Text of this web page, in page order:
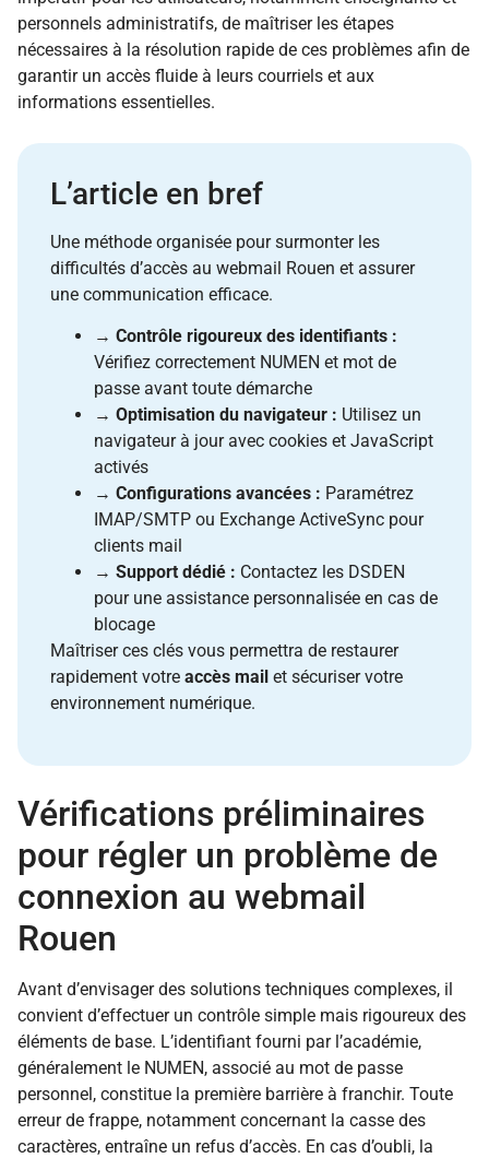
personnels administratifs, de maîtriser les étapes
nécessaires à la résolution rapide de ces problèmes afin de
garantir un accès fluide à leurs courriels et aux
informations essentielles.
L’article en bref
Une méthode organisée pour surmonter les
difficultés d’accès au webmail Rouen et assurer
une communication efficace.
→ Contrôle rigoureux des identifiants :
Vérifiez correctement NUMEN et mot de
passe avant toute démarche
→ Optimisation du navigateur : Utilisez un
navigateur à jour avec cookies et JavaScript
activés
→ Configurations avancées : Paramétrez
IMAP/SMTP ou Exchange ActiveSync pour
clients mail
→ Support dédié : Contactez les DSDEN
pour une assistance personnalisée en cas de
blocage
Maîtriser ces clés vous permettra de restaurer
rapidement votre accès mail et sécuriser votre
environnement numérique.
Vérifications préliminaires
pour régler un problème de
connexion au webmail
Rouen
Avant d’envisager des solutions techniques complexes, il
convient d’effectuer un contrôle simple mais rigoureux des
éléments de base. L’identifiant fourni par l’académie,
généralement le NUMEN, associé au mot de passe
personnel, constitue la première barrière à franchir. Toute
erreur de frappe, notamment concernant la casse des
caractères, entraîne un refus d’accès. En cas d’oubli, la